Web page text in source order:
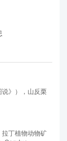
》），山反栗
丁植物动物矿